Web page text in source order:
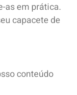
as em prática.
capacete de
conteúdo